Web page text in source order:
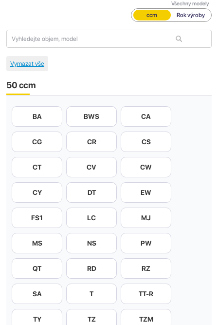
Všechny modely
ccm Rok výroby
50 ccm
BA BWS CA
CG CR CS
CT CV CW
CY DT EW
FS1 LC MJ
MS NS PW
QT RD RZ
SA T TT-R
TY TZ TZM